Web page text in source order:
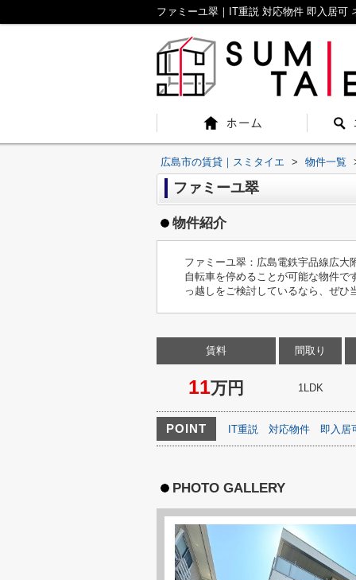
広島市の賃貸｜スミタイエ > 物件一覧
ファミーユ翠
物件紹介
ファミーユ翠：広島電鉄宇品線広大
自転車を停めることが可能な物件で
っ越しをご検討しているなら、ぜひ
賃料
11万円
間取り
1LDK
POINT IT重説 対応物件 即入居
PHOTO GALLERY